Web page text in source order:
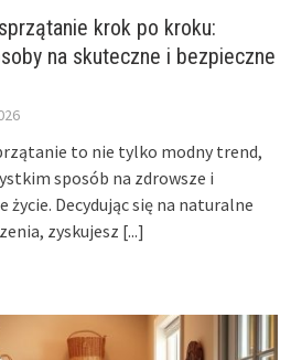
krok po kroku:
na skuteczne i bezpieczne
to nie tylko modny trend,
sposób na zdrowsze i
życie. Decydując się na naturalne
zyskujesz [...]